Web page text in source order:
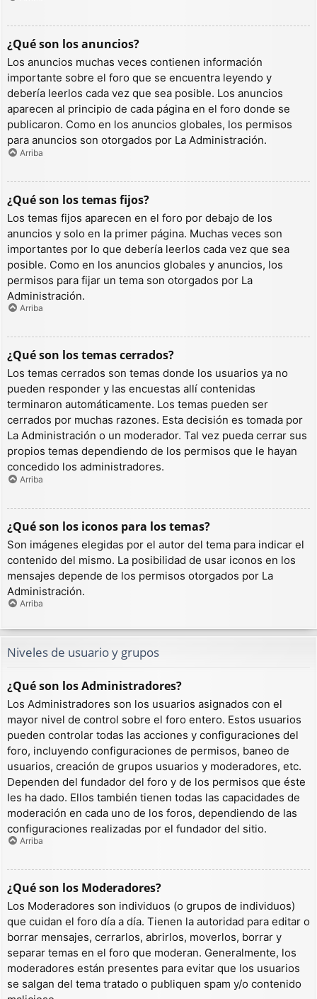
¿Qué son los anuncios?
Los anuncios muchas veces contienen información
importante sobre el foro que se encuentra leyendo y
debería leerlos cada vez que sea posible. Los anuncios
aparecen al principio de cada página en el foro donde se
publicaron. Como en los anuncios globales, los permisos
para anuncios son otorgados por La Administración.
Arriba
¿Qué son los temas fijos?
Los temas fijos aparecen en el foro por debajo de los
anuncios y solo en la primer página. Muchas veces son
importantes por lo que debería leerlos cada vez que sea
posible. Como en los anuncios globales y anuncios, los
permisos para fijar un tema son otorgados por La
Administración.
Arriba
¿Qué son los temas cerrados?
Los temas cerrados son temas donde los usuarios ya no
pueden responder y las encuestas allí contenidas
terminaron automáticamente. Los temas pueden ser
cerrados por muchas razones. Esta decisión es tomada por
La Administración o un moderador. Tal vez pueda cerrar sus
propios temas dependiendo de los permisos que le hayan
concedido los administradores.
Arriba
¿Qué son los iconos para los temas?
Son imágenes elegidas por el autor del tema para indicar el
contenido del mismo. La posibilidad de usar iconos en los
mensajes depende de los permisos otorgados por La
Administración.
Arriba
Niveles de usuario y grupos
¿Qué son los Administradores?
Los Administradores son los usuarios asignados con el
mayor nivel de control sobre el foro entero. Estos usuarios
pueden controlar todas las acciones y configuraciones del
foro, incluyendo configuraciones de permisos, baneo de
usuarios, creación de grupos usuarios y moderadores, etc.
Dependen del fundador del foro y de los permisos que éste
les ha dado. Ellos también tienen todas las capacidades de
moderación en cada uno de los foros, dependiendo de las
configuraciones realizadas por el fundador del sitio.
Arriba
¿Qué son los Moderadores?
Los Moderadores son individuos (o grupos de individuos)
que cuidan el foro día a día. Tienen la autoridad para editar o
borrar mensajes, cerrarlos, abrirlos, moverlos, borrar y
separar temas en el foro que moderan. Generalmente, los
moderadores están presentes para evitar que los usuarios
se salgan del tema tratado o publiquen spam y/o contenido